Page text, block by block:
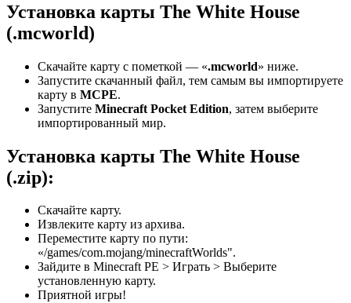
Установка карты The White House
(.mcworld)
Скачайте карту с пометкой — «.mcworld» ниже.
Запустите скачанный файл, тем самым вы импортируете
карту в MCPE.
Запустите Minecraft Pocket Edition, затем выберите
импортированный мир.
Установка карты The White House
(.zip):
Скачайте карту.
Извлеките карту из архива.
Переместите карту по пути:
«/games/com.mojang/minecraftWorlds".
Зайдите в Minecraft PE > Играть > Выберите
установленную карту.
Приятной игры!